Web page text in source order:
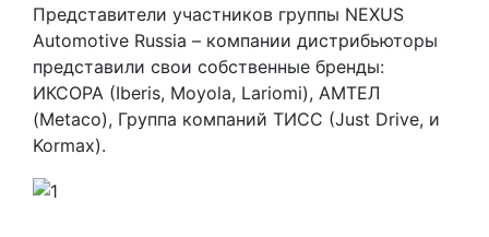
Представители участников группы NEXUS
Automotive Russia – компании дистрибьюторы
представили свои собственные бренды:
ИКСОРА (Iberis, Moyola, Lariomi), АМТЕЛ
(Metaco), Группа компаний ТИСС (Just Drive, и
Kormaх).